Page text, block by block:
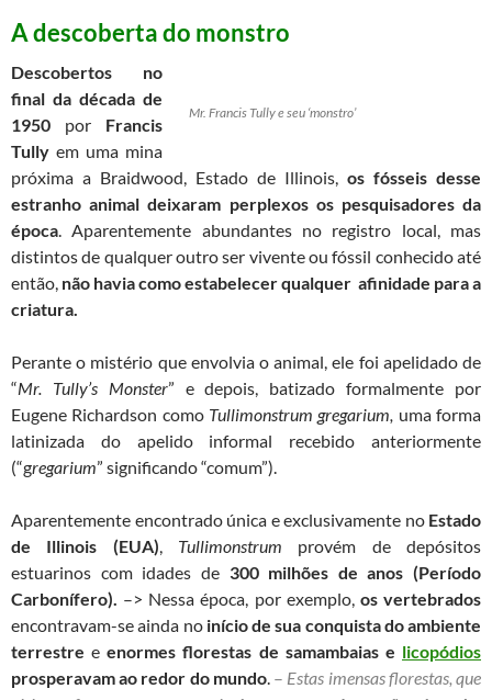
A descoberta do monstro
Mr. Francis Tully e seu ‘monstro’
Descobertos no
final da década de
1950 por Francis
Tully em uma mina
próxima a Braidwood, Estado de Illinois, os fósseis desse
estranho animal deixaram perplexos os pesquisadores da
época. Aparentemente abundantes no registro local, mas
distintos de qualquer outro ser vivente ou fóssil conhecido até
então, não havia como estabelecer qualquer afinidade para a
criatura.
Perante o mistério que envolvia o animal, ele foi apelidado de
“Mr. Tully’s Monster” e depois, batizado formalmente por
Eugene Richardson como Tullimonstrum gregarium, uma forma
latinizada do apelido informal recebido anteriormente
(“gregarium” significando “comum”).
Aparentemente encontrado única e exclusivamente no Estado
de Illinois (EUA), Tullimonstrum provém de depósitos
estuarinos com idades de 300 milhões de anos (Período
Carbonífero). –> Nessa época, por exemplo, os vertebrados
encontravam-se ainda no início de sua conquista do ambiente
terrestre eenormes florestas de samambaias e licopódios
prosperavam ao redor do mundo.– Estas imensas florestas, que